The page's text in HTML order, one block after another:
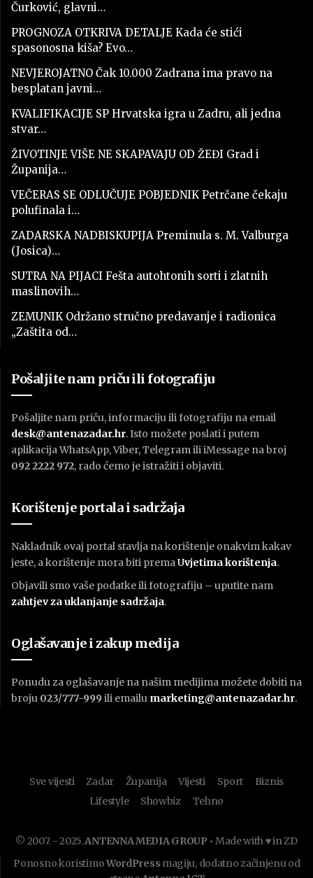
Čurković, glavni…
PROGNOZA OTKRIVA DETALJE Kada će stići
spasonosna kiša? Evo…
NEVJEROJATNO Čak 10.000 Zadrana ima pravo na
besplatan javni…
KVALIFIKACIJE SP Hrvatska igra u Zadru, ali jedna
stvar…
ŽIVOTINJE VIŠE NE SKAPAVAJU OD ŽEĐI Grad i
Županija…
VEČERAS SE ODLUČUJE POBJEDNIK Petrčane čekaju
polufinala i…
ZADARSKA NADBISKUPIJA Preminula s. M. Valburga
(Josica)…
SUTRA NA PIJACI Fešta autohtonih sorti i zlatnih
maslinovih…
ZEMUNIK Održano stručno predavanje i radionica
„Zaštita od…
Pošaljite nam priču ili fotografiju
Pošaljite nam priču, informaciju ili fotografiju na email
desk@antenazadar.hr. Isto možete poslati i putem
aplikacija WhatsApp, Viber, Telegram ili iMessage na broj
092 2222 972, rado ćemo je istražiti i objaviti.
Korištenje portala i sadržaja
Nakladnik ovaj portal stavlja na korištenje onakvim kakav
jeste, a korištenje mora biti premaUvjetima korištenja.
Objavili smo vaše podatke ili fotografiju – uputite nam
zahtjev za uklanjanje sadržaja.
Oglašavanje i zakup medija
Ponudu za oglašavanje na našim medijima možete dobiti na
broju 023/777-999 ili emailu marketing@antenazadar.hr.
Sve vijesti Zadar Županija Vijesti Sport
Biznis
Lifestyle
Showbiz Tehno
© 2007. - 2025.ANTENNA MEDIA GROUP • Made with ♥ in ZD
Ponosno koristimoWordPress magiju, dodatno začinjenu od